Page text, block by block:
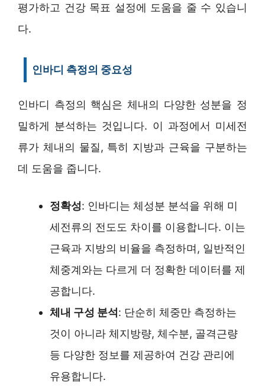
평가하고 건강 목표 설정에 도움을 줄 수 있습니
다.
인바디 측정의 중요성
인바디 측정의 핵심은 체내의 다양한 성분을 정
밀하게 분석하는 것입니다. 이 과정에서 미세전
류가 체내의 물질, 특히 지방과 근육을 구분하는
데 도움을 줍니다.
정확성: 인바디는 체성분 분석을 위해 미
세전류의 전도도 차이를 이용합니다. 이는
근육과 지방의 비율을 측정하며, 일반적인
체중계와는 다르게 더 정확한 데이터를 제
공합니다.
체내 구성 분석: 단순히 체중만 측정하는
것이 아니라 체지방량, 체수분, 골격근량
등 다양한 정보를 제공하여 건강 관리에
유용합니다.